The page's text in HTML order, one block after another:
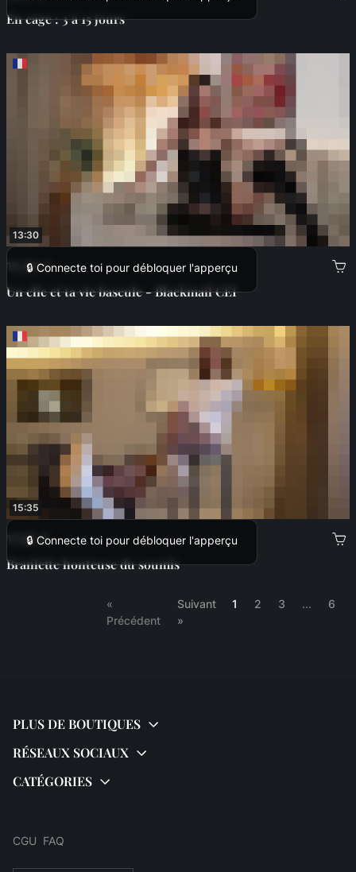
En cage : 3 à 15 jours
13:30
🔒 Connecte toi pour débloquer l'apperçu
15,99 €
Un clic et ta vie bascule - Blackmail CEI
15:35
🔒 Connecte toi pour débloquer l'apperçu
17,99 €
Branlette honteuse du soumis
«
Précédent
Suivant
»
1 (current)
2 3 ... 6
CGU FAQ